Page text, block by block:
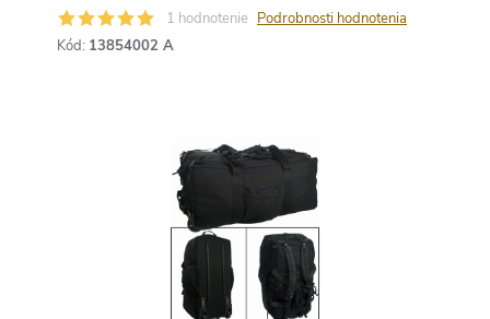
1 hodnotenie Podrobnosti hodnotenia
Kód: 13854002 A